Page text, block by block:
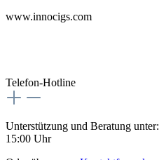
www.innocigs.com
Telefon-Hotline
Unterstützung und Beratung unter:
15:00 Uhr